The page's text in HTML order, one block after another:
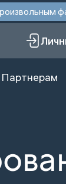
Партнерам